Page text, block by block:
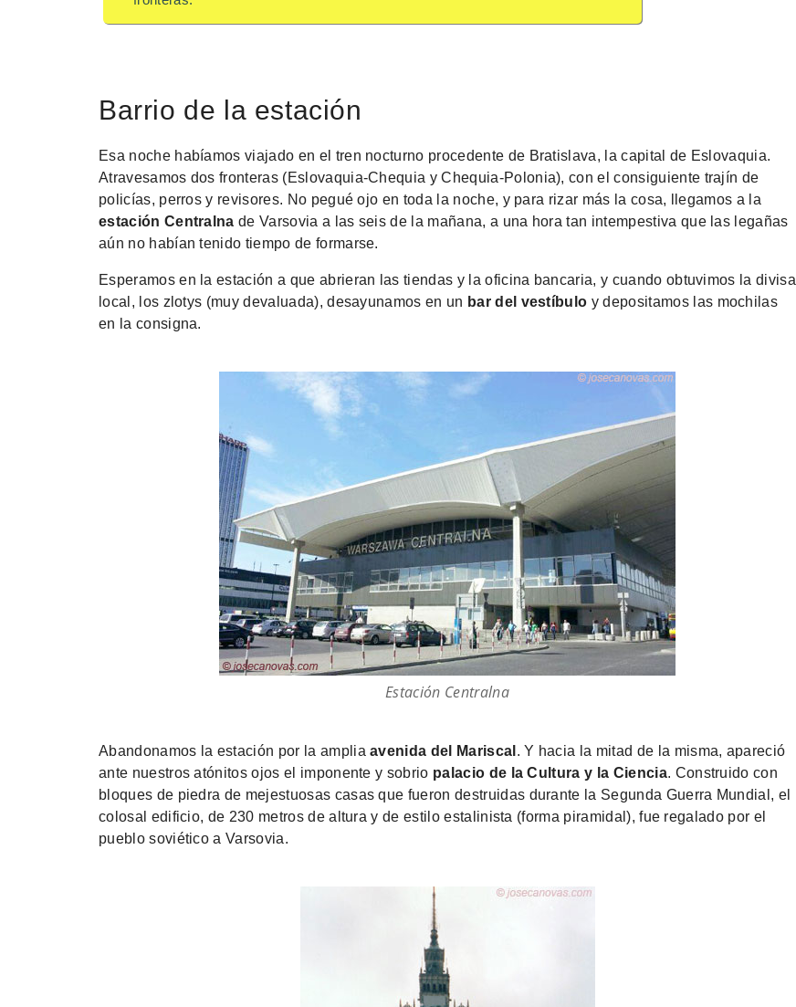
Barrio de la estación
Esa noche habíamos viajado en el tren nocturno procedente de Bratislava, la capital de Eslovaquia.
Atravesamos dos fronteras (Eslovaquia-Chequia y Chequia-Polonia), con el consiguiente trajín de
policías, perros y revisores. No pegué ojo en toda la noche, y para rizar más la cosa, llegamos a la
estación Centralna de Varsovia a las seis de la mañana, a una hora tan intempestiva que las legañas
aún no habían tenido tiempo de formarse.
Esperamos en la estación a que abrieran las tiendas y la oficina bancaria, y cuando obtuvimos la divisa
local, los zlotys (muy devaluada), desayunamos en un bar del vestíbulo y depositamos las mochilas
en la consigna.
Estación Centralna
Abandonamos la estación por la ampliaavenida del Mariscal . Y hacia la mitad de la misma, apareció
ante nuestros atónitos ojos el imponente y sobrio palacio de la Cultura y la Ciencia. Construido con
bloques de piedra de mejestuosas casas que fueron destruidas durante la Segunda Guerra Mundial, el
colosal edificio, de 230 metros de altura y de estilo estalinista (forma piramidal), fue regalado por el
pueblo soviético a Varsovia.